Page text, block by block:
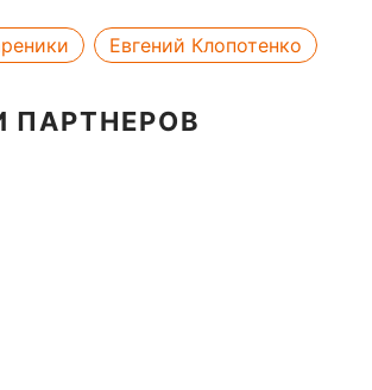
Евгений Клопотенко
ПАРТНЕРОВ